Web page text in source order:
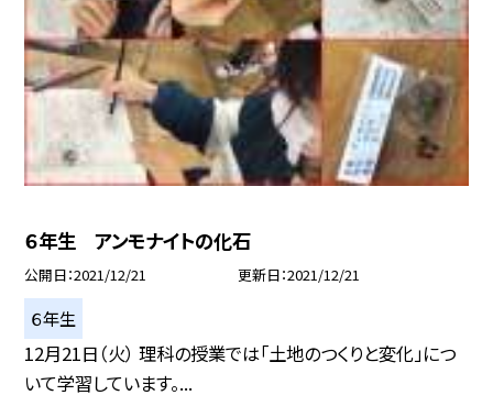
６年生 アンモナイトの化石
公開日 2021/12/21 更新日 2021/12/21
６年生
12月21日（火） 理科の授業では「土地のつくりと変化」につ
いて学習しています。...